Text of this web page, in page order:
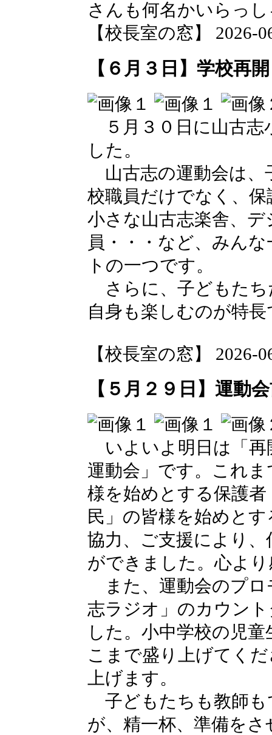
さんも何名かいらっ
【校長室の窓】 2026-
【６月３日】学校再
５月３０日に山古志
した。
山古志の運動会は、
校職員だけでなく、
小さな山古志楽舎、
員・・・など、みん
トの一つです。
さらに、子どもたち
自身も楽しむのが特長
【校長室の窓】 2026-
【５月２９日】運動
いよいよ明日は「再
運動会」です。これ
様を始めとする保護
民」の皆様を始めと
協力、ご支援により
ができました。心よ
また、運動会のプロ
志ラジオ」のカウン
した。小中学校の児
こまで盛り上げてく
上げます。
子どもたちも教師も
が、精一杯、準備を